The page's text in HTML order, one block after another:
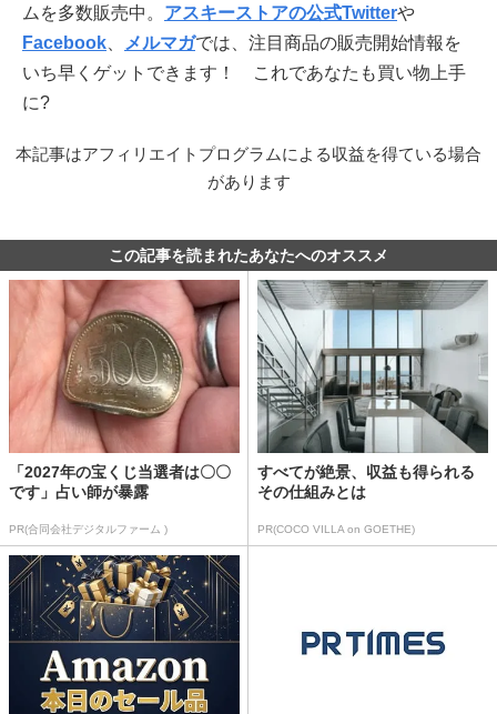
ムを多数販売中。 アスキーストアの公式Twitterや
Facebook
メルマガでは、注目商品の販売開始情報を
いち早くゲットできます！ これであなたも買い物上手
に?
本記事はアフィリエイトプログラムによる収益を得ている場合
があります
この記事を読まれたあなたへのオススメ
「2027年の宝くじ当選者は〇〇
です」占い師が暴露
PR(合同会社デジタルファーム )
すべてが絶景、収益も得られる
その仕組みとは
PR(COCO VILLA on GOETHE)